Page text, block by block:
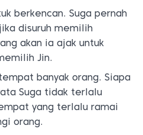
berkencan. Suga pernah
disuruh memilih
akan ia ajak untuk
Jin.
banyak orang. Siapa
Suga tidak terlalu
yang terlalu ramai
orang.